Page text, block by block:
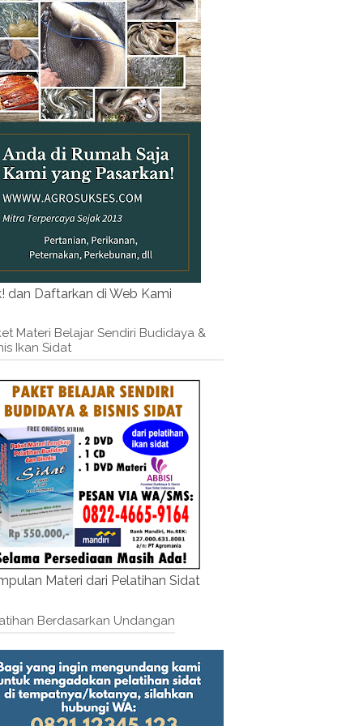
dan Daftarkan di Web Kami
Materi Belajar Sendiri Budidaya &
Ikan Sidat
Materi dari Pelatihan Sidat
Berdasarkan Undangan